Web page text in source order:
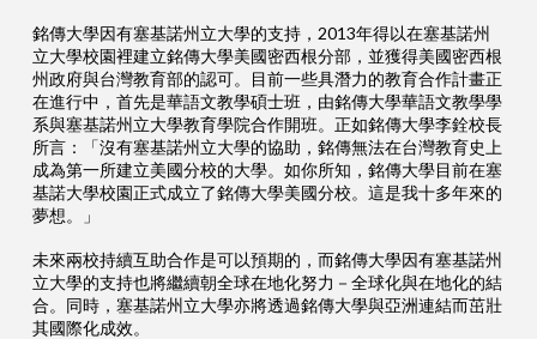
銘傳大學因有塞基諾州立大學的支持，2013年得以在塞基諾州
立大學校園裡建立銘傳大學美國密西根分部，並獲得美國密西根
州政府與台灣教育部的認可。目前一些具潛力的教育合作計畫正
在進行中，首先是華語文教學碩士班，由銘傳大學華語文教學學
系與塞基諾州立大學教育學院合作開班。正如銘傳大學李銓校長
所言：「沒有塞基諾州立大學的協助，銘傳無法在台灣教育史上
成為第一所建立美國分校的大學。如你所知，銘傳大學目前在塞
基諾大學校園正式成立了銘傳大學美國分校。這是我十多年來的
夢想。」
未來兩校持續互助合作是可以預期的，而銘傳大學因有塞基諾州
立大學的支持也將繼續朝全球在地化努力－全球化與在地化的結
合。同時，塞基諾州立大學亦將透過銘傳大學與亞洲連結而茁壯
其國際化成效。